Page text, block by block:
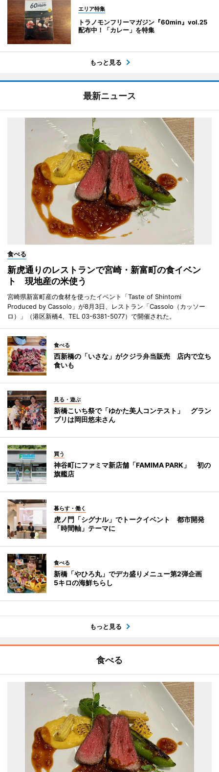
エリア特集
トラノモンフリーマガジン『60min』vol.25
配布中！「カレー」を特集
もっと見る
最新ニュース
食べる
新虎通りのレストランで宮崎・新富町の食イベン
ト 現地産の米使う
宮崎県新富町産の食材を使ったイベント「Taste of Shintomi
Produced by Cassolo」が8月3日、レストラン「Cassolo（カッソー
ロ）」（港区新橋4、TEL 03-6381-5077）で開催された。
食べる
西新橋の「いさな」がクジラ弁当販売 店内で立ち
食いも
見る・遊ぶ
新橋こいち祭で「ゆかた美人コンテスト」 グラン
プリは岡田悠未さん
買う
神谷町にファミマ新店舗「FAMIMA PARK」 初の
旗艦店
暮らす・働く
虎ノ門「シグナル」でトークイベント 都市開発
「時間軸」テーマに
食べる
新橋「やひろ丸」でデカ盛りメニュー第2弾企画
5キロの海鮮ちらし
もっと見る
食べる